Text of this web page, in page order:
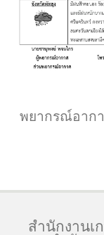
พยากรณ์อาก
สำนักงานเ